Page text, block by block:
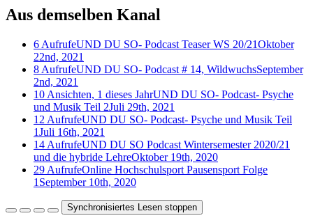
Aus demselben Kanal
6 AufrufeUND DU SO- Podcast Teaser WS 20/21Oktober
22nd, 2021
8 AufrufeUND DU SO- Podcast # 14, WildwuchsSeptember
2nd, 2021
10 Ansichten, 1 dieses JahrUND DU SO- Podcast- Psyche
und Musik Teil 2Juli 29th, 2021
12 AufrufeUND DU SO- Podcast- Psyche und Musik Teil
1Juli 16th, 2021
14 AufrufeUND DU SO Podcast Wintersemester 2020/21
und die hybride LehreOktober 19th, 2020
29 AufrufeOnline Hochschulsport Pausensport Folge
1 September 10th, 2020
Synchronisiertes Lesen stoppen